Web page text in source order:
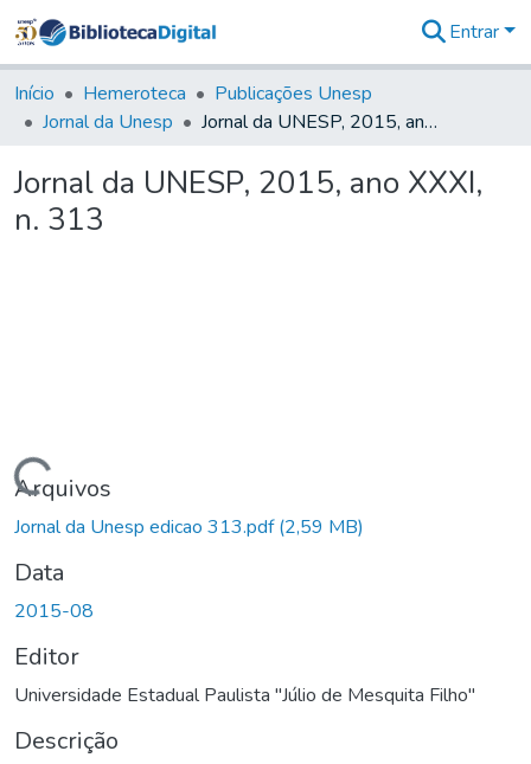
&
Coleções
Tudo na
Digital
Entrar
Início Hemeroteca
Publicações Unesp
Jornal da Unesp
Jornal da UNESP, 2015, ano XXXI, n. 313
Jornal da UNESP, 2015, ano XXXI,
n. 313
Carregando...
Arquivos
Jornal da Unesp edicao 313.pdf(2,59 MB)
Data
2015-08
Editor
Universidade Estadual Paulista "Júlio de Mesquita Filho"
Descrição